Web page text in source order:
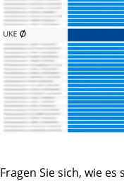
Fragen Sie sich, wie